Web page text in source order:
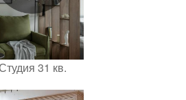
31 кв.